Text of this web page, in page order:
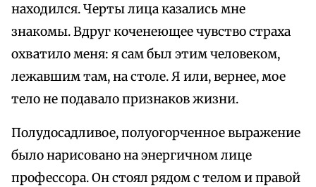
находился. Черты лица казались мне
знакомы. Вдруг коченеющее чувство страха
охватило меня: я сам был этим человеком,
лежавшим там, на столе. Я или, вернее, мое
тело не подавало признаков жизни.
Полудосадливое, полуогорченное выражение
было нарисовано на энергичном лице
профессора. Он стоял рядом с телом и правой